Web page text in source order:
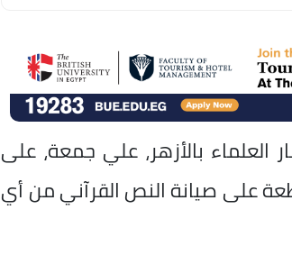
العلماء بالأزهر، علي جمعة، على
على صيانة النص القرآني من أي